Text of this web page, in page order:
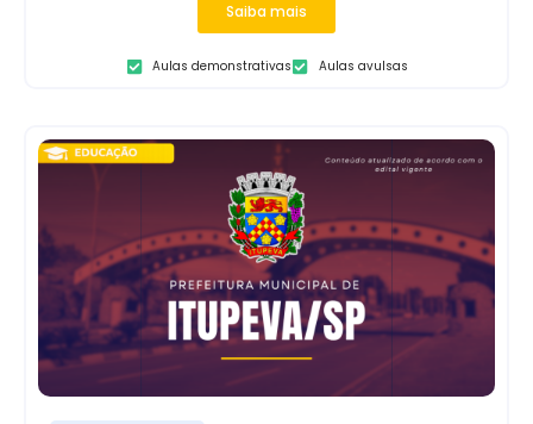
Saiba mais
Aulas demonstrativas Aulas avulsas